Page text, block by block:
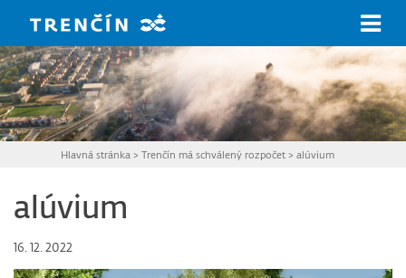
Hlavná stránka >Trenčín má schválený rozpočet >alúvium
alúvium
16. 12. 2022